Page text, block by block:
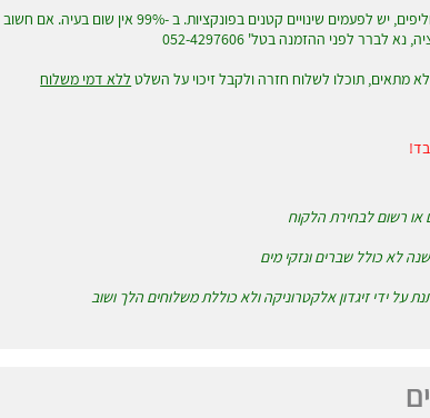
שימו לב! במוצרים תחליפים, יש לפעמים שינויים קטנים בפונקציות. ב -
לברר לפני ההזמנה בטל' 052-4297606
מתאים, תוכלו לשלוח חזרה ולקבל זיכוי על השלט ללא דמי משלוח
רשום לבחירת הלקוח
לא כולל שברים ונזקי מים
על ידי זיגדון אלקטרוניקה ולא כוללת משלוחים הלך ושוב